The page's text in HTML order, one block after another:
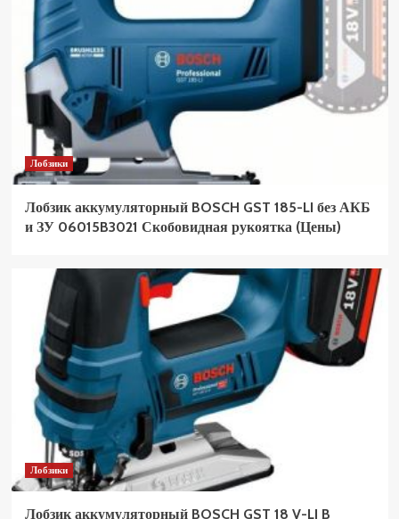
Лобзики
Лобзик аккумуляторный BOSCH GST 185-LI без АКБ
и ЗУ 06015B3021 Скобовидная рукоятка (Цены)
Лобзики
Лобзик аккумуляторный BOSCH GST 18 V-LI B